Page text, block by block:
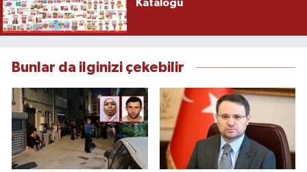
Kataloğu
Bunlar da ilginizi çekebilir